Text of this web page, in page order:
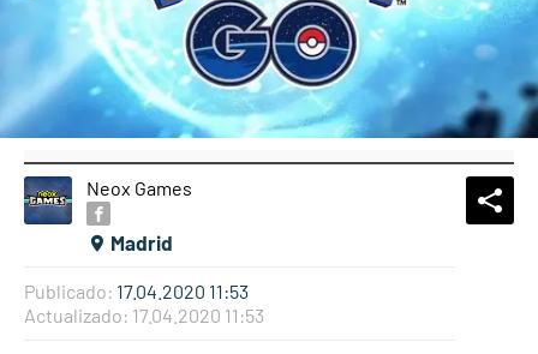
Neox Games
Madrid
Publicado: 17.04.2020 11:53
Actualizado: 17.04.2020 11:53